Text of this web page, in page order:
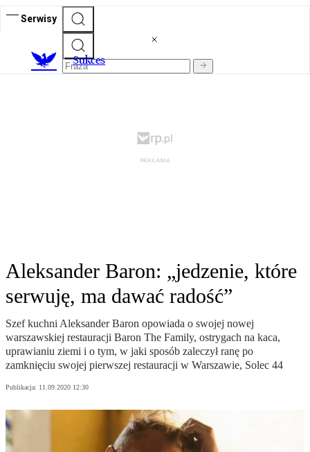
Serwisy
Sukces
Aleksander Baron: „jedzenie, które
serwuję, ma dawać radość”
Szef kuchni Aleksander Baron opowiada o swojej nowej
warszawskiej restauracji Baron The Family, ostrygach na kaca,
uprawianiu ziemi i o tym, w jaki sposób zaleczył ranę po
zamknięciu swojej pierwszej restauracji w Warszawie, Solec 44
Publikacja: 11.09.2020 12:30